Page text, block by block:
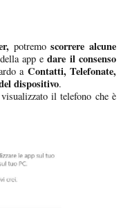
potremoscorrere alcune
app edare il consenso
a Contatti, Telefonate,
dispositivo.
il telefono che è